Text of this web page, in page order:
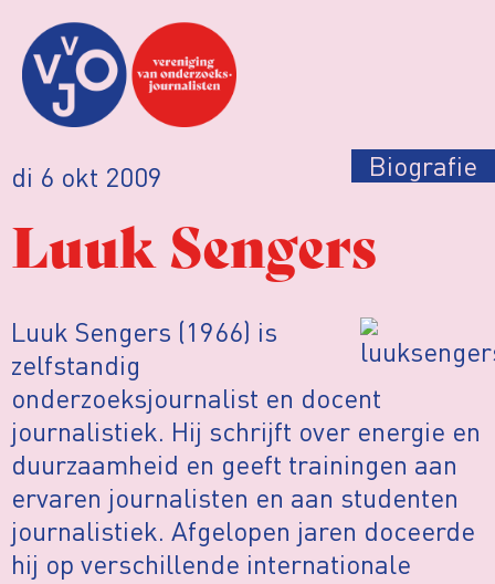
di 6 okt 2009 Biografie
Luuk Sengers
Luuk Sengers (1966) is
zelfstandig
onderzoeksjournalist en docent
journalistiek. Hij schrijft over energie en
duurzaamheid en geeft trainingen aan
ervaren journalisten en aan studenten
journalistiek. Afgelopen jaren doceerde
hij op verschillende internationale